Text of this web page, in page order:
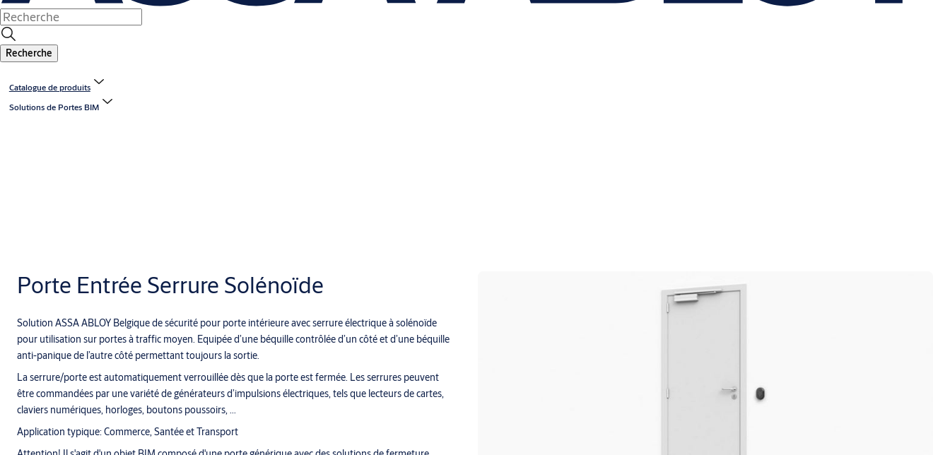
Recherche
Catalogue de produits
Solutions de Portes BIM
Porte Entrée Serrure Solénoïde
Solution ASSA ABLOY Belgique de sécurité pour porte intérieure avec serrure électrique à solénoïde
pour utilisation sur portes à traffic moyen. Equipée d’une béquille contrôlée d’un côté et d’une béquille
anti-panique de l’autre côté permettant toujours la sortie.
La serrure/porte est automatiquement verrouillée dès que la porte est fermée. Les serrures peuvent
être commandées par une variété de générateurs d’impulsions électriques, tels que lecteurs de cartes,
claviers numériques, horloges, boutons poussoirs, ...
Application typique: Commerce, Santée et Transport